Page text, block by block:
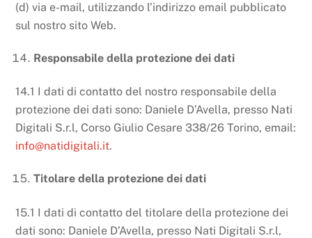
(d) via e-mail, utilizzando l’indirizzo email pubblicato
sul nostro sito Web.
Responsabile della protezione dei dati
14.1 I dati di contatto del nostro responsabile della
protezione dei dati sono: Daniele D’Avella, presso Nati
Digitali S.r.l, Corso Giulio Cesare 338/26 Torino, email:
info@natidigitali.it.
Titolare della protezione dei dati
15.1 I dati di contatto del titolare della protezione dei
dati sono: Daniele D’Avella, presso Nati Digitali S.r.l,